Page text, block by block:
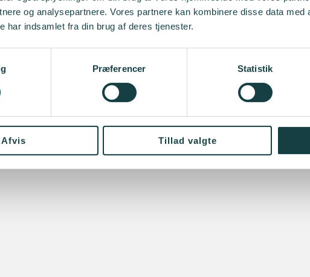
og analysepartnere. Vores partnere kan kombinere disse data med
har indsamlet fra din brug af deres tjenester.
Præferencer Statistik
Afvis Tillad valgte